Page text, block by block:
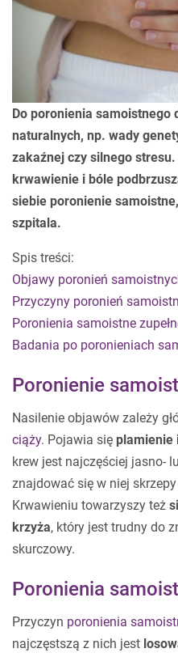
Do poronienia samoistnego
naturalnych, np. wady
zakaźnej czy silnego
krwawienie i bóle
siebie poronienie
szpitala.
Spis treści:
Objawy poronień
Przyczyny poronień
Poronienia samoistne
Badania po poronieniach
Poronienie
Nasilenie objawów zależy
ciąży. Pojawia się plamienie
krew jest najczęściej jasno-
znajdować się w niej
Krwawieniu towarzyszy też
krzyża, który jest trudny do
skurczowy.
Poronienia
Przyczyn poronienia
najczęstszą z nich jest